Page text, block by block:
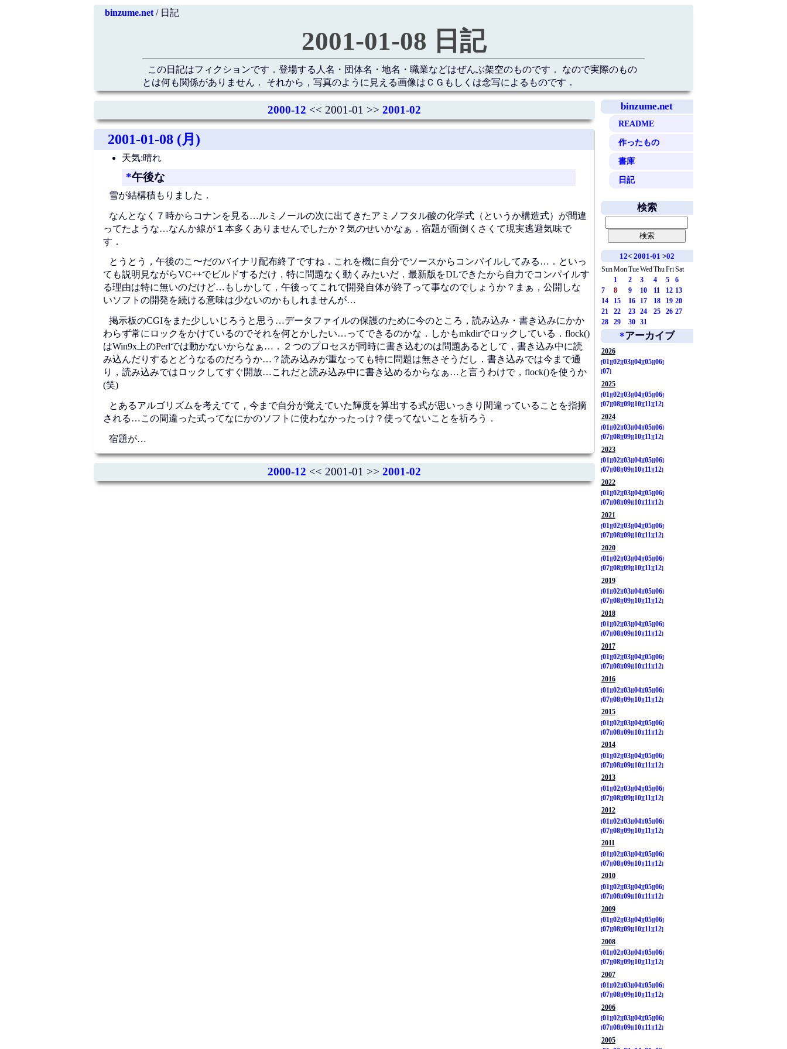
binzume.net/ 日記
2001-01-08 日記
この日記はフィクションです．登場する人名・団体名・地名・職業などはぜんぶ架空のものです． なので実際のもの
とは何も関係がありません． それから，写真のように見える画像はＣＧもしくは念写によるものです．
binzume.net
README
作ったもの
書庫
日記
2000-12 << 2001-01 >> 2001-02
2001-01-08 (月)
天気:晴れ
*午後な
雪が結構積もりました．
なんとなく７時からコナンを見る…ルミノールの次に出てきたアミノフタル酸の化学式（というか構造式）が間違
ってたような…なんか線が１本多くありませんでしたか？気のせいかなぁ．宿題が面倒くさくて現実逃避気味で
す．
とうとう，午後のこ〜だのバイナリ配布終了ですね．これを機に自分でソースからコンパイルしてみる…．といっ
ても説明見ながらVC++でビルドするだけ．特に問題なく動くみたいだ．最新版をDLできたから自力でコンパイルす
る理由は特に無いのだけど…もしかして，午後ってこれで開発自体が終了って事なのでしょうか？まぁ，公開しな
いソフトの開発を続ける意味は少ないのかもしれませんが…
掲示板のCGIをまた少しいじろうと思う…データファイルの保護のために今のところ，読み込み・書き込みにかか
わらず常にロックをかけているのでそれを何とかしたい…ってできるのかな．しかもmkdirでロックしている．flock()
はWin9x上のPerlでは動かないからなぁ…．２つのプロセスが同時に書き込むのは問題あるとして，書き込み中に読
み込んだりするとどうなるのだろうか…？読み込みが重なっても特に問題は無さそうだし．書き込みでは今まで通
り，読み込みではロックしてすぐ開放…これだと読み込み中に書き込めるからなぁ…と言うわけで，flock()を使うか
(笑)
とあるアルゴリズムを考えてて，今まで自分が覚えていた輝度を算出する式が思いっきり間違っていることを指摘
される…この間違った式ってなにかのソフトに使わなかったっけ？使ってないことを祈ろう．
宿題が…
2000-12 << 2001-01 >> 2001-02
検索
12< 2001-01 >02
SunMonTueWed ThuFriSat
1
2 3 4 5
6
7
8 9 10 11 12 13
14
15 16 17 18 19 20
21
22 23 24 25 26 27
28
29 30 31
*アーカイブ
2026
01
02 03 04 05 06
07
2025
01
02 03 04 05 06
07 08 09 10 11
12
2024
01
02 03 04 05 06
07 08 09 10 11
12
2023
01
02 03 04 05 06
07 08 09 10 11
12
2022
01
02 03 04 05 06
07 08 09 10 11
12
2021
01
02 03 04 05 06
07 08 09 10 11
12
2020
01
02 03 04 05 06
07 08 09 10 11
12
2019
01
02 03 04 05 06
07 08 09 10 11
12
2018
01 02 03 04 05 06
07 08 09 10 11 12
2017
01 02 03 04 05 06
07 08 09 10 11 12
2016
01
02 03 04 05 06
07 08 09 10 11
12
2015
01
02 03 04 05 06
07 08 09 10 11
12
2014
01
02 03 04 05 06
07 08 09 10 11
12
2013
01
02 03 04 05 06
07 08 09 10 11
12
2012
01
02 03 04 05 06
07 08 09 10 11
12
2011
01
02 03 04 05 06
07 08 09 10 11
12
2010
01
02 03 04 05 06
07 08 09 10 11
12
2009
01
02 03 04 05 06
07 08 09 10 11
12
2008
01
02 03 04 05 06
07 08 09 10 11
12
2007
01
02 03 04 05 06
07 08 09 10 11
12
2006
01
02 03 04 05 06
07 08 09 10 11
12
2005